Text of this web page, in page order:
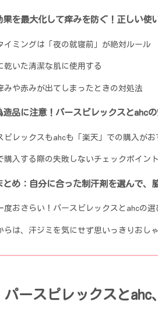
果を最大化して痒みを防ぐ！正しい使
イミングは「夜の就寝前」が絶対ルール
乾いた清潔な肌に使用する
みや赤みが出てしまったときの対処法
造品に注意！パースピレックスとahc
ピレックスもahcも「楽天」での購入がお
購入する際の失敗しないチェックポイント
とめ：自分に合った制汗剤を選んで、
度おさらい！パースピレックスとahcの選
らは、汗ジミを気にせず思いっきりおし
パースピレックスと